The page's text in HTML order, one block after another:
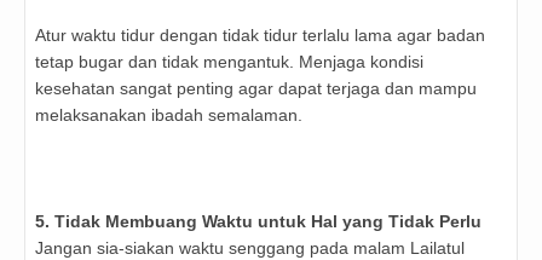
Atur waktu tidur dengan tidak tidur terlalu lama agar badan
tetap bugar dan tidak mengantuk. Menjaga kondisi
kesehatan sangat penting agar dapat terjaga dan mampu
melaksanakan ibadah semalaman.
5. Tidak Membuang Waktu untuk Hal yang Tidak Perlu
Jangan sia-siakan waktu senggang pada malam Lailatul